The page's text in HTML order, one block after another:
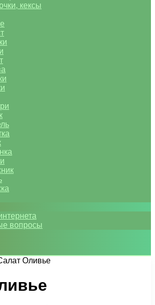
кексы
вопросы
Оливье